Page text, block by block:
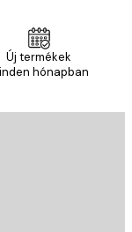
Új termékek
hónapban